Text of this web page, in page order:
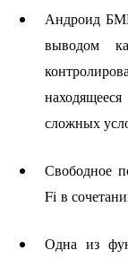
Андроид
выводом
сложных
Свободное
Fi в
Одна из